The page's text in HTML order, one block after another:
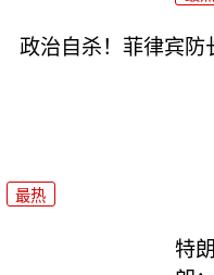
政治自杀！菲律宾防
最热
特